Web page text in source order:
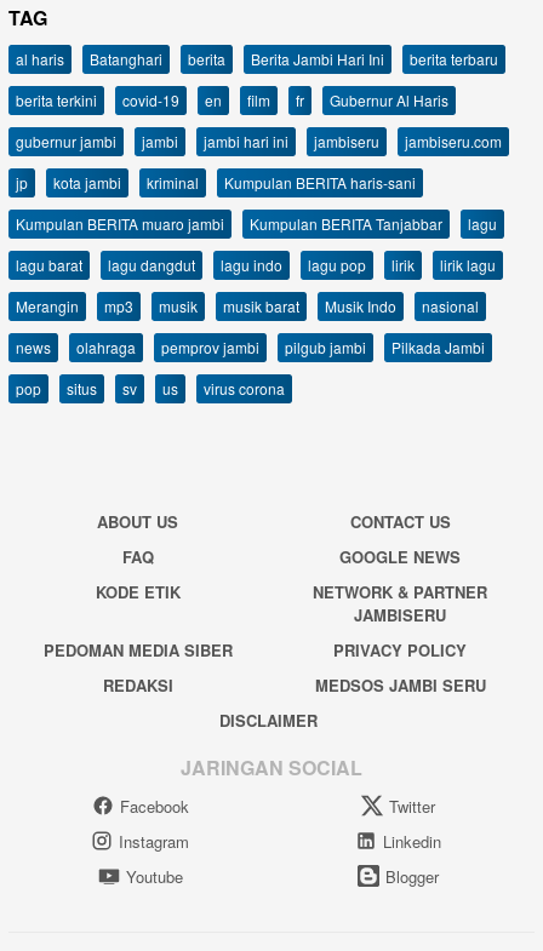
TAG
al haris Batanghari berita Berita Jambi Hari Ini
berita terbaru
berita terkini
covid-19 en film fr
Gubernur Al Haris
gubernur jambi
jambi jambi hari ini jambiseru
jambiseru.com
jp
kota jambi kriminal
Kumpulan BERITA haris-sani
Kumpulan BERITA muaro jambi
Kumpulan BERITA Tanjabbar
lagu
lagu barat
lagu dangdut lagu indo lagu pop lirik
lirik lagu
Merangin
mp3 musik musik barat Musik Indo
nasional
news
olahraga pemprov jambi pilgub jambi
Pilkada Jambi
pop
situs sv us virus corona
ABOUT US
CONTACT US
FAQ
GOOGLE NEWS
KODE ETIK
NETWORK & PARTNER
JAMBISERU
PEDOMAN MEDIA SIBER
PRIVACY POLICY
REDAKSI
MEDSOS JAMBI SERU
DISCLAIMER
JARINGAN SOCIAL
Facebook
Twitter
Instagram
Linkedin
Youtube
Blogger